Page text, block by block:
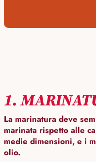
1.
La marinatura deve
marinata rispetto alle
medie dimensioni, e i
olio.